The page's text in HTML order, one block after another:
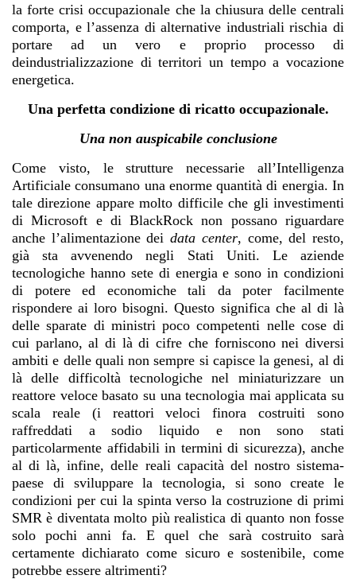
la forte crisi occupazionale che la chiusura delle centrali
comporta, e l’assenza di alternative industriali rischia di
portare ad un vero e proprio processo di
deindustrializzazione di territori un tempo a vocazione
energetica.
Una perfetta condizione di ricatto occupazionale.
Una non auspicabile conclusione
Come visto, le strutture necessarie all’Intelligenza
Artificiale consumano una enorme quantità di energia. In
tale direzione appare molto difficile che gli investimenti
di Microsoft e di BlackRock non possano riguardare
anche l’alimentazione deidata center, come, del resto,
già sta avvenendo negli Stati Uniti. Le aziende
tecnologiche hanno sete di energia e sono in condizioni
di potere ed economiche tali da poter facilmente
rispondere ai loro bisogni. Questo significa che al di là
delle sparate di ministri poco competenti nelle cose di
cui parlano, al di là di cifre che forniscono nei diversi
ambiti e delle quali non sempre si capisce la genesi, al di
là delle difficoltà tecnologiche nel miniaturizzare un
reattore veloce basato su una tecnologia mai applicata su
scala reale (i reattori veloci finora costruiti sono
raffreddati a sodio liquido e non sono stati
particolarmente affidabili in termini di sicurezza), anche
al di là, infine, delle reali capacità del nostro sistema-
paese di sviluppare la tecnologia, si sono create le
condizioni per cui la spinta verso la costruzione di primi
SMR è diventata molto più realistica di quanto non fosse
solo pochi anni fa. E quel che sarà costruito sarà
certamente dichiarato come sicuro e sostenibile, come
potrebbe essere altrimenti?